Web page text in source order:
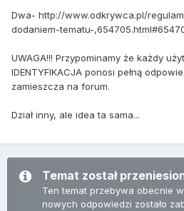
Dwa- http://www.odkrywca.pl/
dodaniem-tematu-
UWAGA!!! Przypominamy że każdy
IDENTYFIKACJA ponosi pełną
zamieszcza na forum.
Dział inny, ale idea ta sama...
Temat został
Ten temat przebywa obecnie
nowych odpowiedzi zostało